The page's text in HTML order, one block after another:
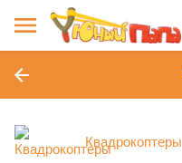
Квадрокоптеры